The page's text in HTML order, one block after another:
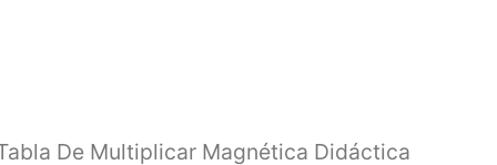
De Multiplicar Magnética Didáctica